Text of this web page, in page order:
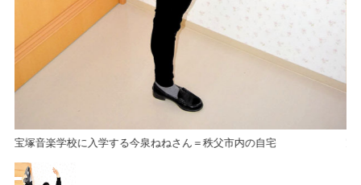
宝塚音楽学校に入学する今泉ねねさん＝秩父市内の自宅